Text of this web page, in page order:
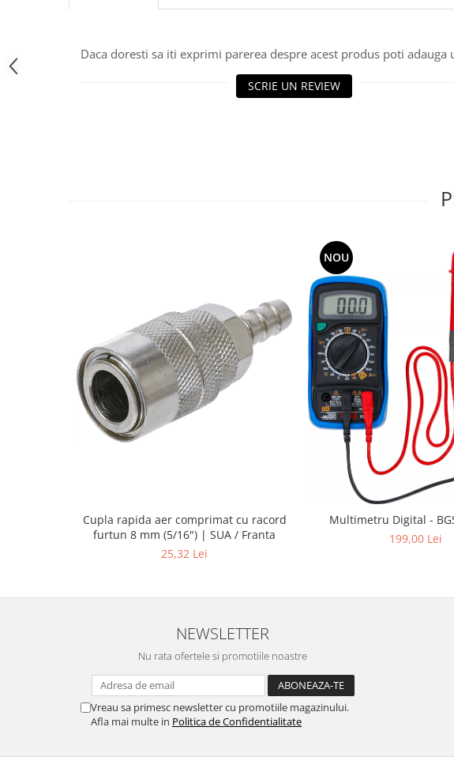
Daca doresti sa iti exprimi parerea despre acest produs poti adauga
SCRIE UN REVIEW
Cupla rapida aer comprimat cu racord
furtun 8 mm (5/16") | SUA / Franta
25,32 Lei
NOU
Multimetru Digital -
199,00 Lei
NEWSLETTER
Nu rata ofertele si promotiile noastre
Vreau sa primesc newsletter cu promotiile magazinului.
Afla mai multe in Politica de Confidentialitate